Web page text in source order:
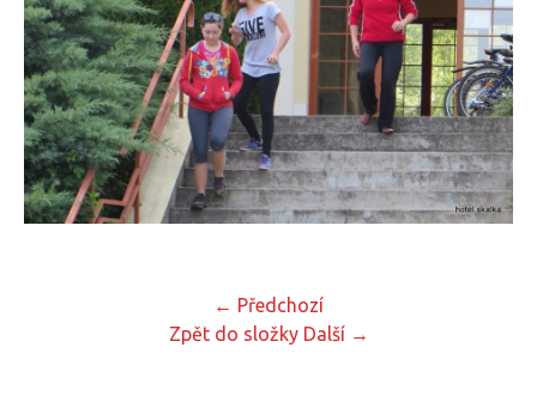
← Předchozí
Zpět do složky Další →